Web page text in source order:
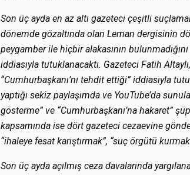
Son üç ayda en az altı gazeteci çeşitli
dönemde gözaltında olan Leman dergisinin
peygamber ile hiçbir alakasının
iddiasıyla tutuklanacaktı. Gazeteci Fatih
“Cumhurbaşkanı’nı tehdit ettiği” iddiasıyla
yaptığı sekiz paylaşımda ve YouTube’da
gösterme” ve “Cumhurbaşkanı’na hakaret”
kapsamında ise dört gazeteci cezaevine
“ihaleye fesat karıştırmak”, “suç örgütü
Son üç ayda açılmış ceza davalarında